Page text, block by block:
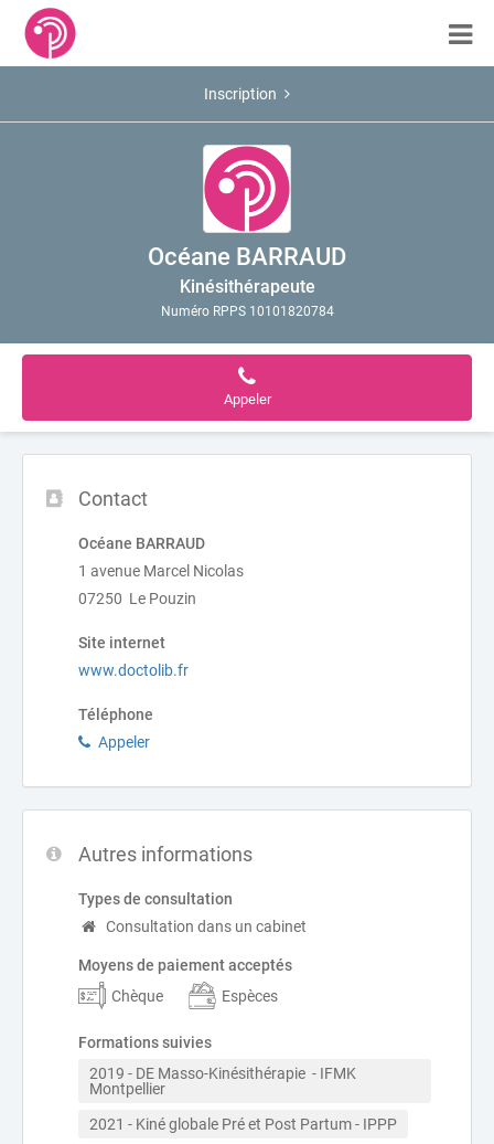
Inscription
Océane BARRAUD
Kinésithérapeute
Numéro RPPS 10101820784
Appeler
Contact
Océane BARRAUD
1 avenue Marcel Nicolas
07250 Le Pouzin
Site internet
www.doctolib.fr
Téléphone
Appeler
Autres informations
Types de consultation
Consultation dans un cabinet
Moyens de paiement acceptés
Chèque
Espèces
Formations suivies
2019 - DE Masso-Kinésithérapie  - IFMK
Montpellier
2021 - Kiné globale Pré et Post Partum - IPPP